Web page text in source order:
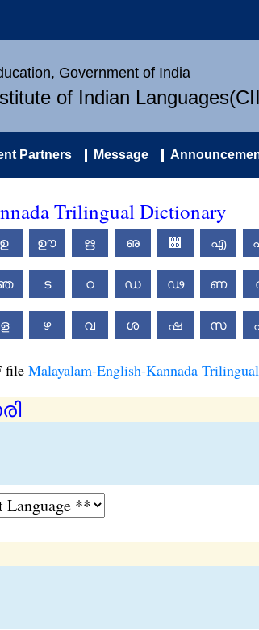
Government of India
of Indian
Partners Message
Trilingual Dictionary
ഉ ഊ ഋ ഌ ഍ എ
ട ഠ ഡ ഢ ണ
ള ഴ വ ശ ഷ സ
file Malayalam-English-Kannada